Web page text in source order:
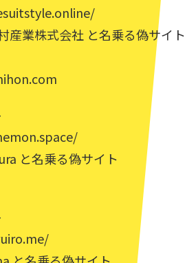
産業株式会社 と名乗る偽サイト
と名乗る偽サイト